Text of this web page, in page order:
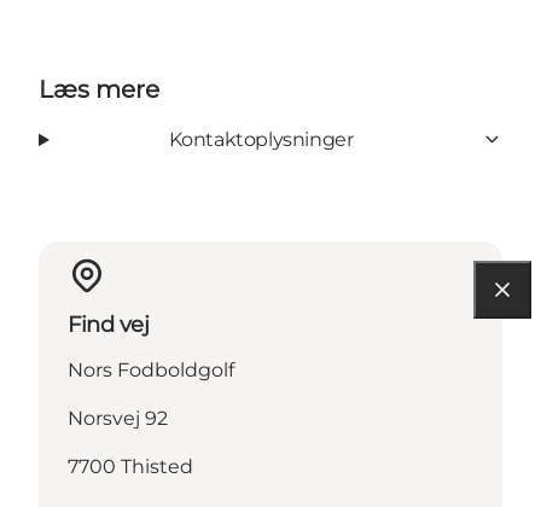
Læs mere
Kontaktoplysninger
Find vej
Nors Fodboldgolf
Norsvej 92
7700 Thisted